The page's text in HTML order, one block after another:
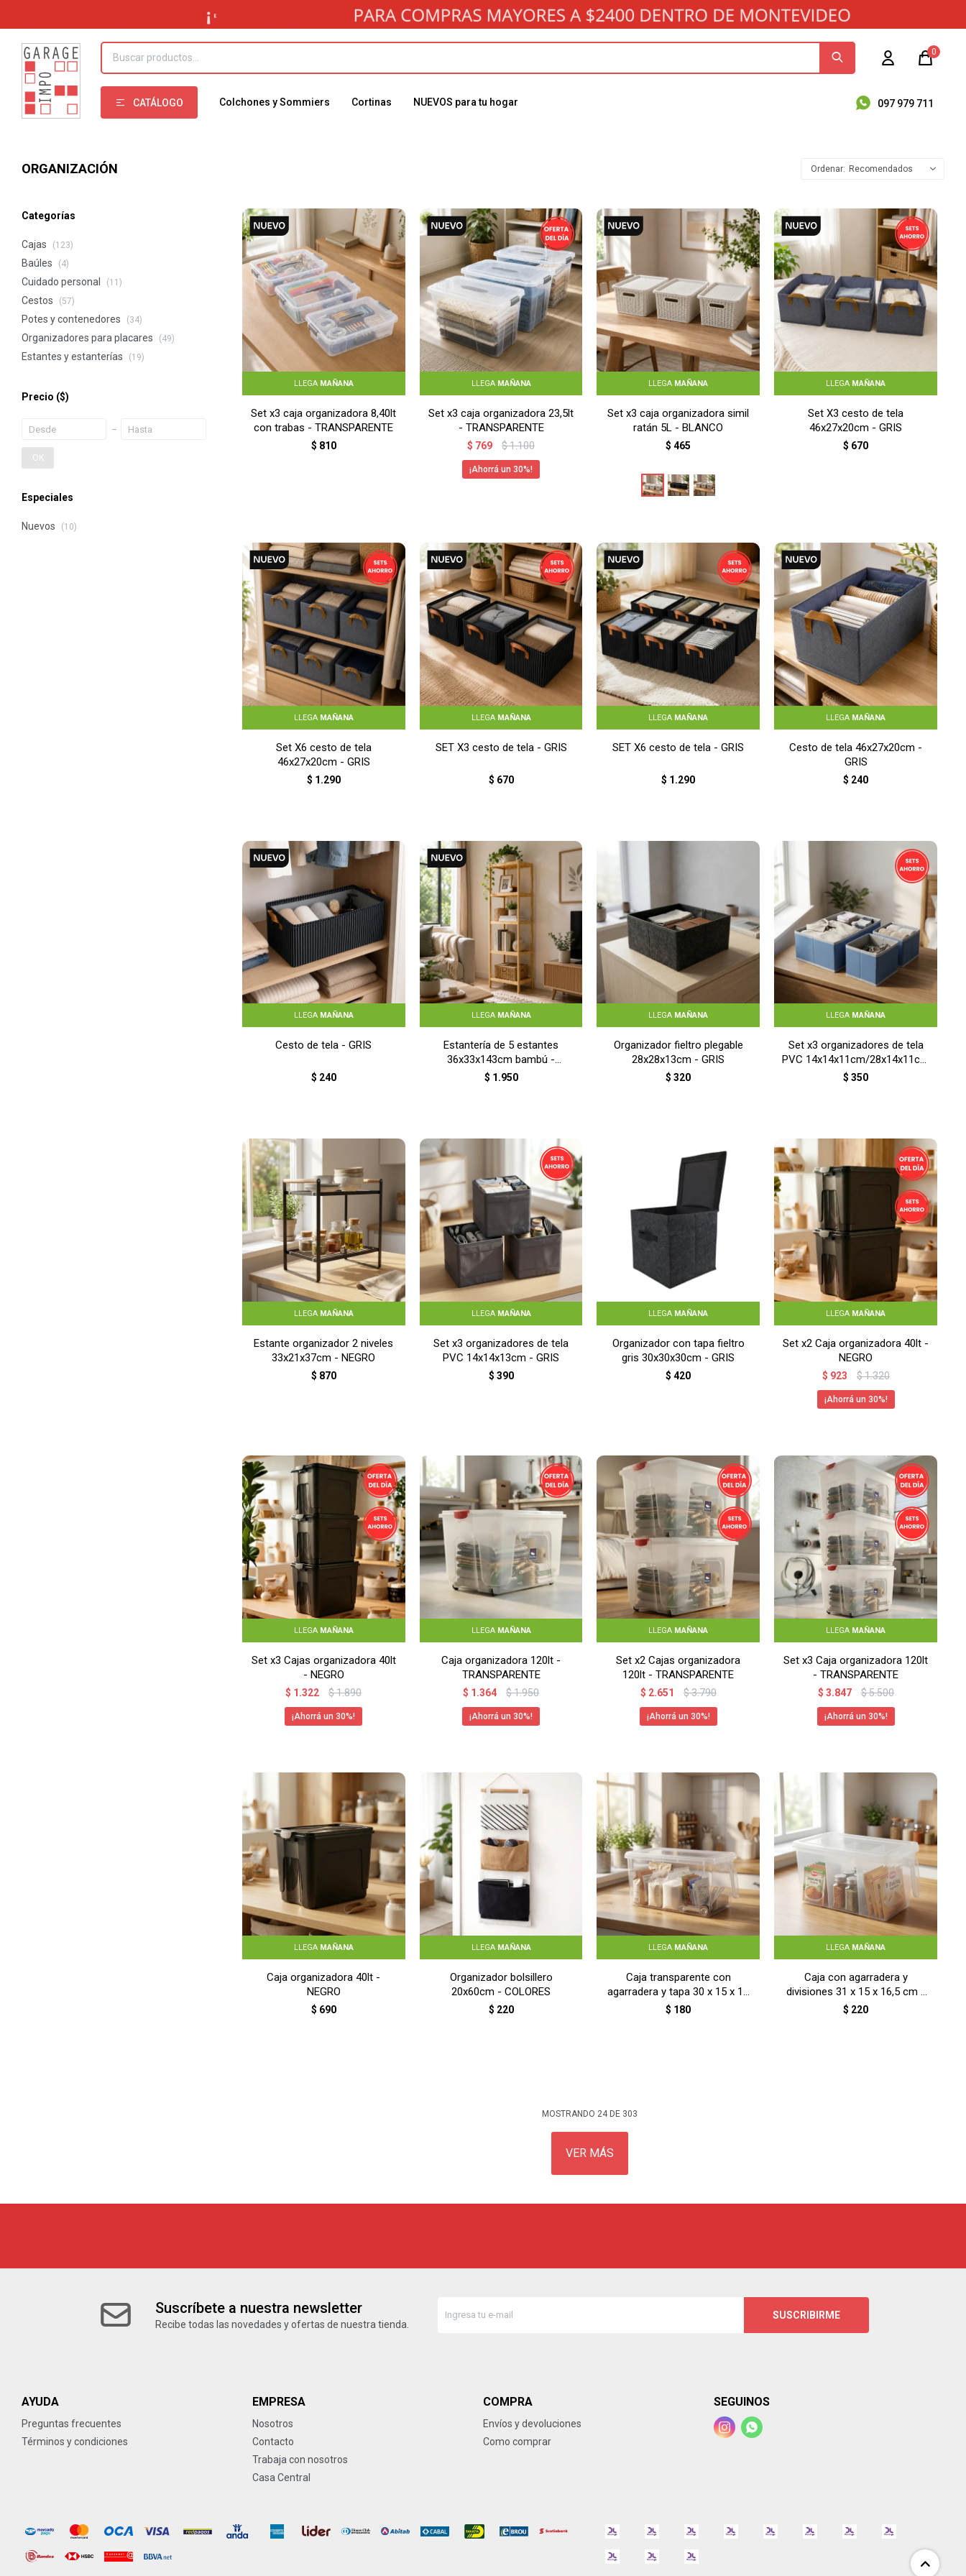
CATÁLOGO Colchones y Sommiers Cortinas NUEVOS para tu hogar 097 979 711
0
ORGANIZACIÓN Recomendados
LLEGA MAÑANA
Set x3 caja organizadora 8,40lt
con trabas - TRANSPARENTE
$ 810
LLEGA MAÑANA
Set x3 caja organizadora 23,5lt
- TRANSPARENTE
$ 769 $1.100
30
LLEGA MAÑANA
Set x3 caja organizadora simil
ratán 5L - BLANCO
$ 465
LLEGA MAÑANA
Set X3 cesto de tela
46x27x20cm - GRIS
$ 670
LLEGA MAÑANA
Set X6 cesto de tela
46x27x20cm - GRIS
$ 1.290
LLEGA MAÑANA
SET X3 cesto de tela - GRIS
$ 670
LLEGA MAÑANA
SET X6 cesto de tela - GRIS
$ 1.290
LLEGA MAÑANA
Cesto de tela 46x27x20cm -
GRIS
$ 240
LLEGA MAÑANA
Cesto de tela - GRIS
$ 240
LLEGA MAÑANA
Estantería de 5 estantes
36x33x143cm bambú -
NATURAL
$ 1.950
LLEGA MAÑANA
Organizador fieltro plegable
28x28x13cm - GRIS
$ 320
LLEGA MAÑANA
Set x3 organizadores de tela
PVC 14x14x11cm/28x14x11cm
- CELESTE
$ 350
LLEGA MAÑANA
Estante organizador 2 niveles
33x21x37cm - NEGRO
$ 870
LLEGA MAÑANA
Set x3 organizadores de tela
PVC 14x14x13cm - GRIS
$ 390
LLEGA MAÑANA
Organizador con tapa fieltro
gris 30x30x30cm - GRIS
$ 420
LLEGA MAÑANA
Set x2 Caja organizadora 40lt -
NEGRO
$ 923 $1.320
30
LLEGA MAÑANA
Set x3 Cajas organizadora 40lt
- NEGRO
$ 1.322 $1.890
30
LLEGA MAÑANA
Caja organizadora 120lt -
TRANSPARENTE
$ 1.364 $1.950
30
LLEGA MAÑANA
Set x2 Cajas organizadora
120lt - TRANSPARENTE
$ 2.651 $3.790
30
LLEGA MAÑANA
Set x3 Caja organizadora 120lt
- TRANSPARENTE
$ 3.847 $5.500
30
LLEGA MAÑANA
Caja organizadora 40lt -
NEGRO
$ 690
LLEGA MAÑANA
Organizador bolsillero
20x60cm - COLORES
$ 220
LLEGA MAÑANA
Caja transparente con
agarradera y tapa 30 x 15 x 15
cm - TRASLUCIDO
$ 180
LLEGA MAÑANA
Caja con agarradera y
divisiones 31 x 15 x 16,5 cm -
TRASLUCIDO
$ 220
MOSTRANDO 24DE 303
VER MÁS
Categorías
Cajas (123)
Baúles (4)
Cuidado personal (11)
Cestos (57)
Potes y contenedores (34)
Organizadores para placares (49)
Estantes y estanterías (19)
Precio ($)
OK
Especiales
Nuevos (10)
Suscríbete a nuestra newsletter
Recibe todas las novedades y ofertas de nuestra tienda.
SUSCRIBIRME
AYUDA
Preguntas frecuentes
Términos y condiciones
EMPRESA
Nosotros
Contacto
Trabaja con nosotros
Casa Central
COMPRA
Envíos y devoluciones
Como comprar
SEGUINOS
 